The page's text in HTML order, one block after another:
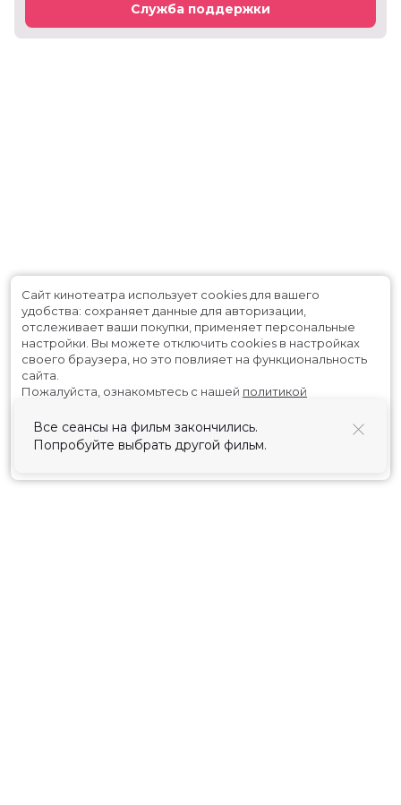
Служба поддержки
Все сеансы на фильм закончились.
Попробуйте выбрать другой фильм.
Сайт кинотеатра использует cookies для вашего
удобства: сохраняет данные для авторизации,
отслеживает ваши покупки, применяет персональные
настройки. Вы можете отключить cookies в настройках
своего браузера, но это повлияет на функциональность
сайта.
Пожалуйста, ознакомьтесь с нашей политикой
Принять